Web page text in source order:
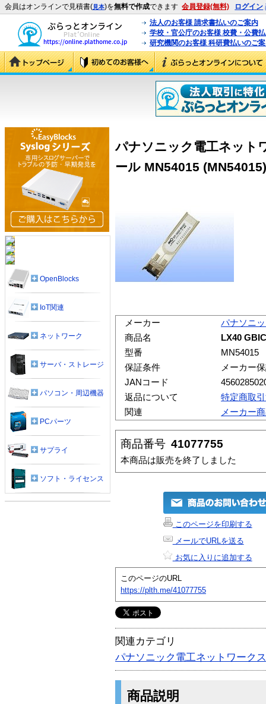
会員はオンラインで見積書(見本)を無料で作成できます 会員登録(無料) ログイン
法人のお客様 請求書払いのご案内
学校・官公庁のお客様 校費・公費
研究機関のお客様 科研費払いのご
パナソニック電工ネット
ール MN54015 (MN54015)
メーカー
パナソニ
商品名
LX40
型番
MN54015
保証条件
メーカー
JANコード
返品について
特定商取
関連
メーカー
商品番号 41077755
本商品は販売を終了しました
このページを印刷する
メールでURLを送る
お気に入りに追加する
このページのURL
https://plth.me/41077755
関連カテゴリ
パナソニック電工ネットワークス
商品説明
OpenBlocks
IoT関連
ネットワーク
サーバ・ストレージ
パソコン・周辺機器
PCパーツ
サプライ
ソフト・ライセンス